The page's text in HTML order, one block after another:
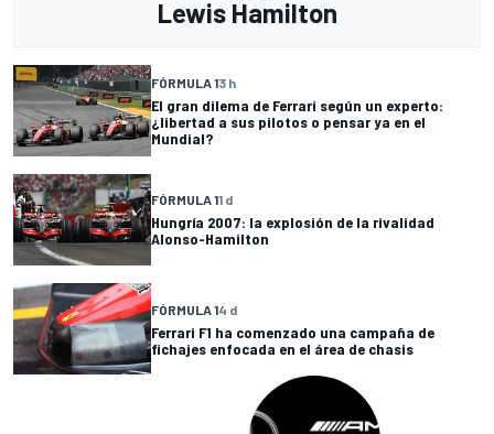
Lewis Hamilton
FÓRMULA 13 h
El gran dilema de Ferrari según un experto:
¿libertad a sus pilotos o pensar ya en el
Mundial?
FÓRMULA 11 d
Hungría 2007: la explosión de la rivalidad
Alonso-Hamilton
FÓRMULA 14 d
Ferrari F1 ha comenzado una campaña de
fichajes enfocada en el área de chasis